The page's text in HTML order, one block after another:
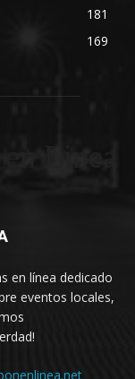
181
169
en línea dedicado
eventos locales,